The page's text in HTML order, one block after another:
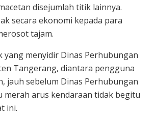
disejumlah titik lainnya.
secara ekonomi kepada para
tajam.
yang menyidir Dinas Perhubungan
Tangerang, diantara pengguna
jauh sebelum Dinas Perhubungan
merah arus kendaraan tidak begitu
ini.